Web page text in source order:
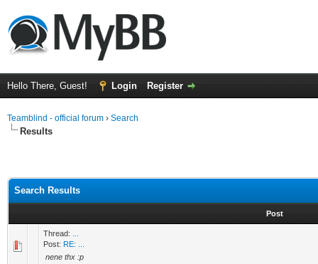
Hello There, Guest! Login Register
Teamblind - official forum › Search
Results
Search Results
Post
Thread:
Post: RE: ...
nene thx :p